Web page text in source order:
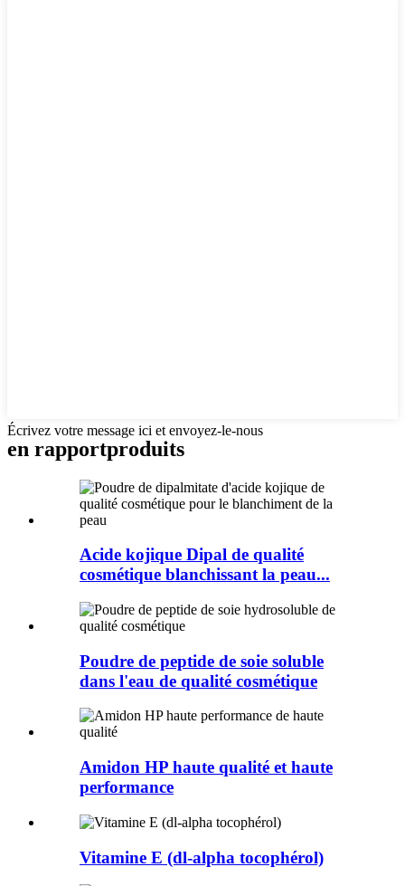
Écrivez votre message ici et envoyez-le-nous
en rapportproduits
Acide kojique Dipal de qualité
cosmétique blanchissant la peau...
Poudre de peptide de soie soluble
dans l'eau de qualité cosmétique
Amidon HP haute qualité et haute
performance
Vitamine E (dl-alpha tocophérol)